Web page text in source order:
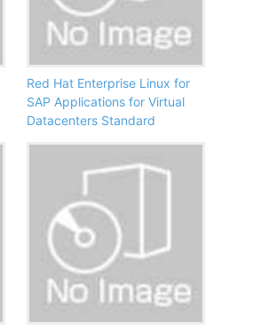
Red Hat Enterprise Linux for
SAP Applications for Virtual
Datacenters Standard